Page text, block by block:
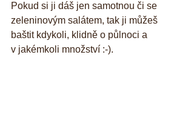
Pokud si ji dáš jen samotnou či se
zeleninovým salátem, tak ji můžeš
baštit kdykoli, klidně o půlnoci a
v jakémkoli množství :-).